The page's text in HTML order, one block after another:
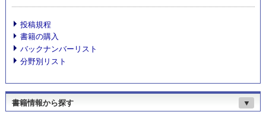
投稿規程
書籍の購入
バックナンバーリスト
分野別リスト
書籍情報から探す ▼